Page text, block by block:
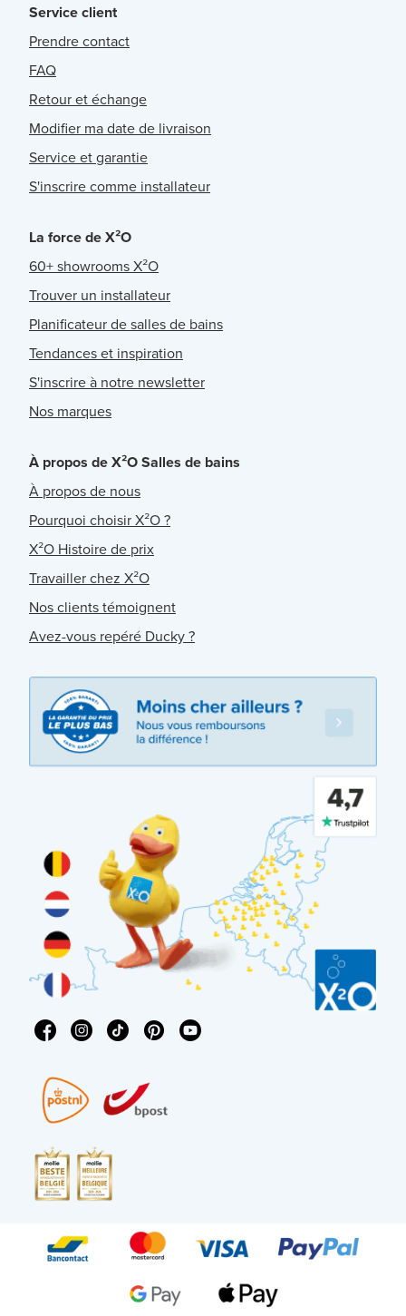
Service client
Prendre contact
FAQ
Retour et échange
Modifier ma date de livraison
Service et garantie
S'inscrire comme installateur
La force de X²O
60+ showrooms X²O
Trouver un installateur
Planificateur de salles de bains
Tendances et inspiration
S'inscrire à notre newsletter
Nos marques
À propos de X²O Salles de bains
À propos de nous
Pourquoi choisir X²O ?
X²O Histoire de prix
Travailler chez X²O
Nos clients témoignent
Avez-vous repéré Ducky ?